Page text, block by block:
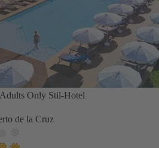
Only Stil-Hotel
de la Cruz